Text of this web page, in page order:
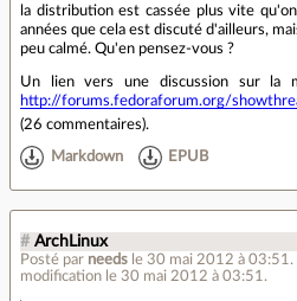
la distribution est cassée plus vite
années que cela est discuté d'ailleurs,
peu calmé. Qu'en pensez-vous ?
Un lien vers une discussion sur
http://forums.fedoraforum.org/
(26 commentaires).
Markdown EPUB
# ArchLinux
Posté par needs le 30 mai 2012 à 03:51 .
modification le 30 mai 2012 à 03:51.